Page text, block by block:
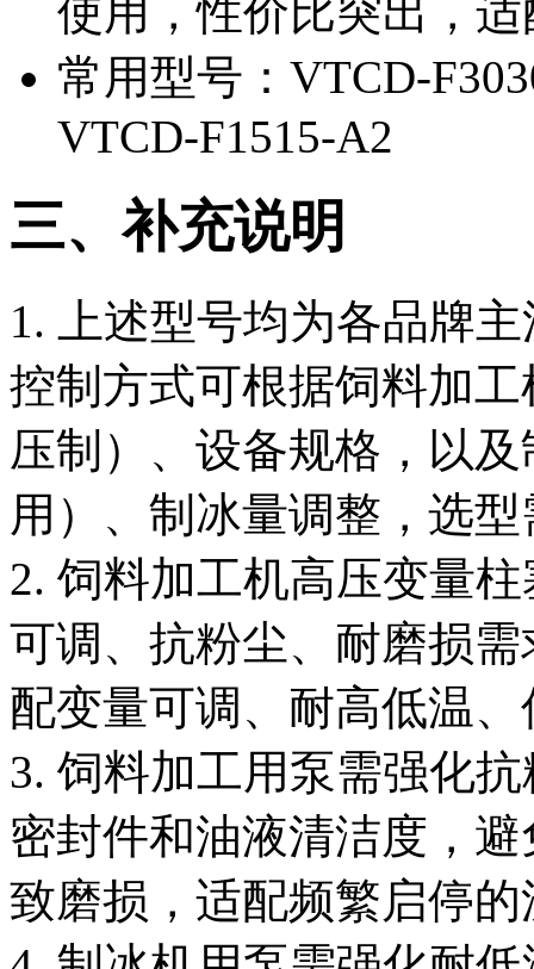
使用，性价比突出，
常用型号：VTCD-
VTCD-F1515-A2
三、补充说明
1. 上述型号均为各品牌
控制方式可根据饲料加
压制）、设备规格，以
用）、制冰量调整，选
2. 饲料加工机高压变量
可调、抗粉尘、耐磨损
配变量可调、耐高低温
3. 饲料加工用泵需强化
密封件和油液清洁度，
致磨损，适配频繁启停